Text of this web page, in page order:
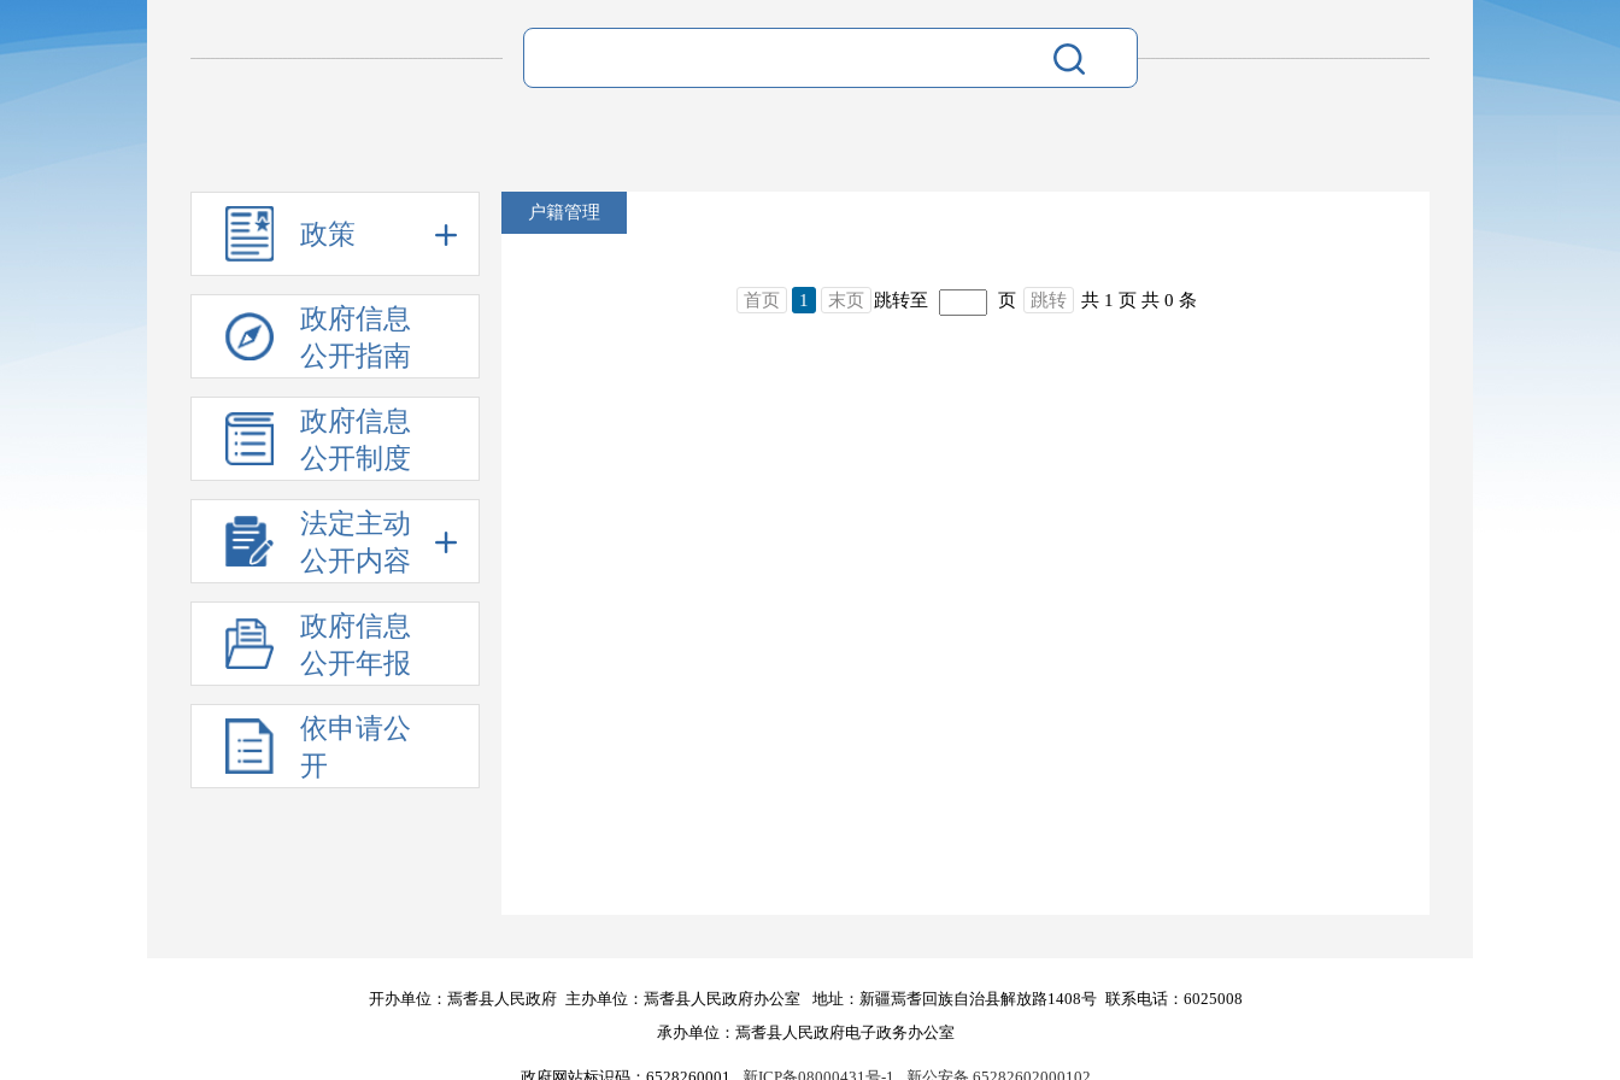
政策
政府信息
公开指南
政府信息
公开制度
法定主动
公开内容
政府信息
公开年报
依申请公
开
户籍管理
首页 1 末页 跳转至 页 跳转 共 1 页 共 0 条
开办单位：焉耆县人民政府 主办单位：焉耆县人民政府办公室 地址：新疆焉耆回族自治县解放路1408号 联系电话：6025008
承办单位：焉耆县人民政府电子政务办公室